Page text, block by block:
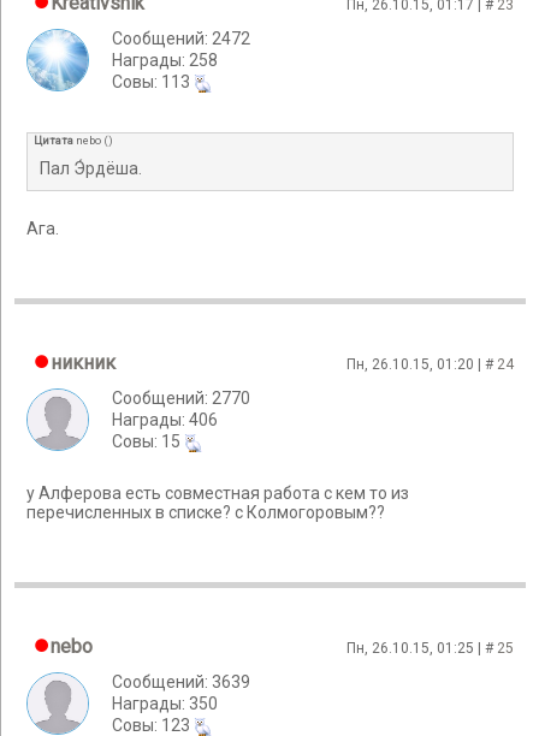
Пн, 26.10.15, 01:17 | # 23
Сообщений: 2472
Награды: 258
Cовы: 113
Цитата nebo ()
Пал Э́рдёшa.
Ага.
никник Пн, 26.10.15, 01:20 | # 24
Сообщений: 2770
Награды: 406
Cовы: 15
у Алферова есть совместная работа с кем то из
перечисленных в списке? с Колмогоровым??
nebo Пн, 26.10.15, 01:25 | # 25
Сообщений: 3639
Награды: 350
Cовы: 123